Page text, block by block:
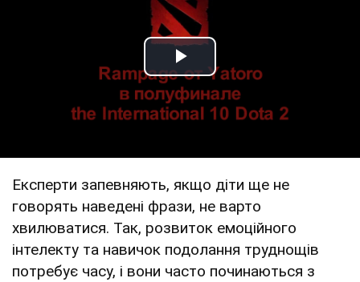
Play Video
Експерти запевняють, якщо діти ще не
говорять наведені фрази, не варто
хвилюватися. Так, розвиток емоційного
інтелекту та навичок подолання труднощів
потребує часу, і вони часто починаються з